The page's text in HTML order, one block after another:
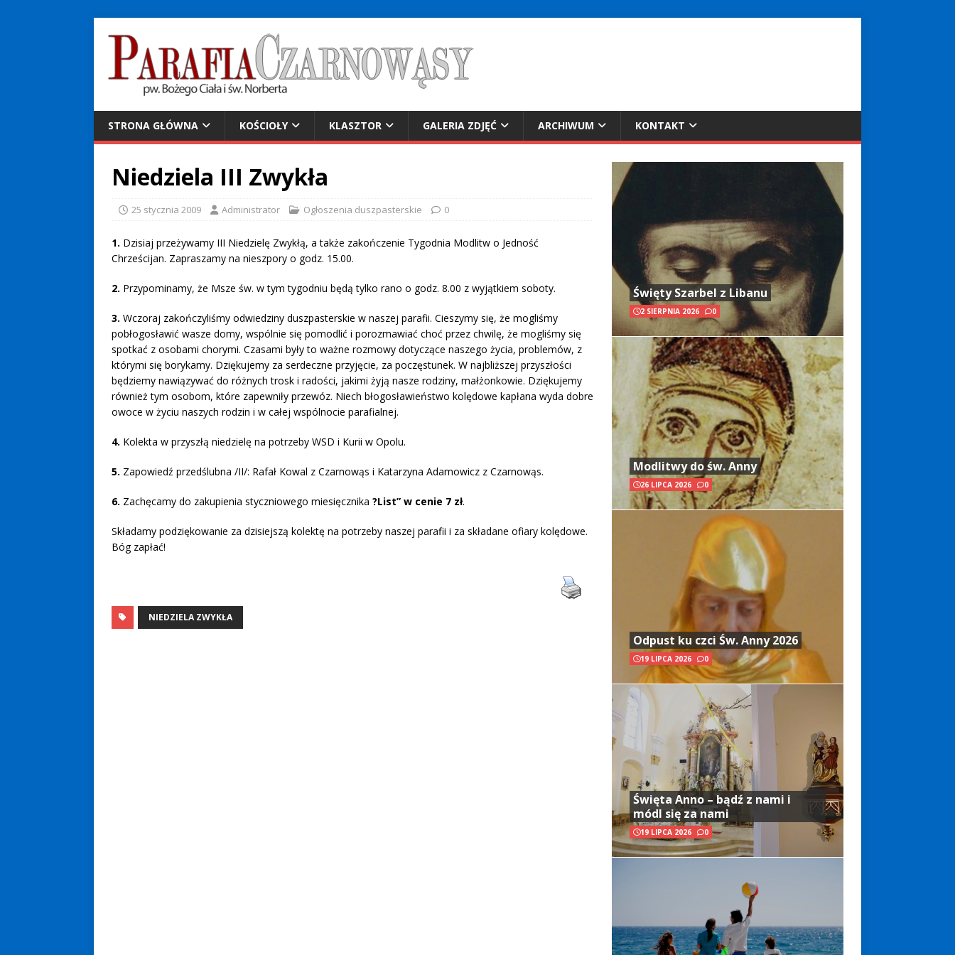
STRONA GŁÓWNA KOŚCIOŁY KLASZTOR GALERIA ZDJĘĆ ARCHIWUM KONTAKT
Niedziela III Zwykła
25 stycznia 2009 Administrator Ogłoszenia duszpasterskie 0
1. Dzisiaj przeżywamy III Niedzielę Zwykłą, a także zakończenie Tygodnia Modlitw o Jedność
Chrześcijan. Zapraszamy na nieszpory o godz. 15.00.
2. Przypominamy, że Msze św. w tym tygodniu będą tylko rano o godz. 8.00 z wyjątkiem soboty.
3. Wczoraj zakończyliśmy odwiedziny duszpasterskie w naszej parafii. Cieszymy się, że mogliśmy
pobłogosławić wasze domy, wspólnie się pomodlić i porozmawiać choć przez chwilę, że mogliśmy się
spotkać z osobami chorymi. Czasami były to ważne rozmowy dotyczące naszego życia, problemów, z
którymi się borykamy. Dziękujemy za serdeczne przyjęcie, za poczęstunek. W najbliższej przyszłości
będziemy nawiązywać do różnych trosk i radości, jakimi żyją nasze rodziny, małżonkowie. Dziękujemy
również tym osobom, które zapewniły przewóz. Niech błogosławieństwo kolędowe kapłana wyda dobre
owoce w życiu naszych rodzin i w całej wspólnocie parafialnej.
4. Kolekta w przyszłą niedzielę na potrzeby WSD i Kurii w Opolu.
5. Zapowiedź przedślubna /II/: Rafał Kowal z Czarnowąs i Katarzyna Adamowicz z Czarnowąs.
6. Zachęcamy do zakupienia styczniowego miesięcznika ?List” w cenie 7 zł.
Składamy podziękowanie za dzisiejszą kolektę na potrzeby naszej parafii i za składane ofiary kolędowe.
Bóg zapłać!
NIEDZIELA ZWYKŁA
Święty Szarbel z Libanu
2 SIERPNIA 2026 0
Modlitwy do św. Anny
26 LIPCA 2026 0
Odpust ku czci Św. Anny 2026
19 LIPCA 2026 0
Święta Anno – bądź z nami i
módl się za nami
19 LIPCA 2026 0